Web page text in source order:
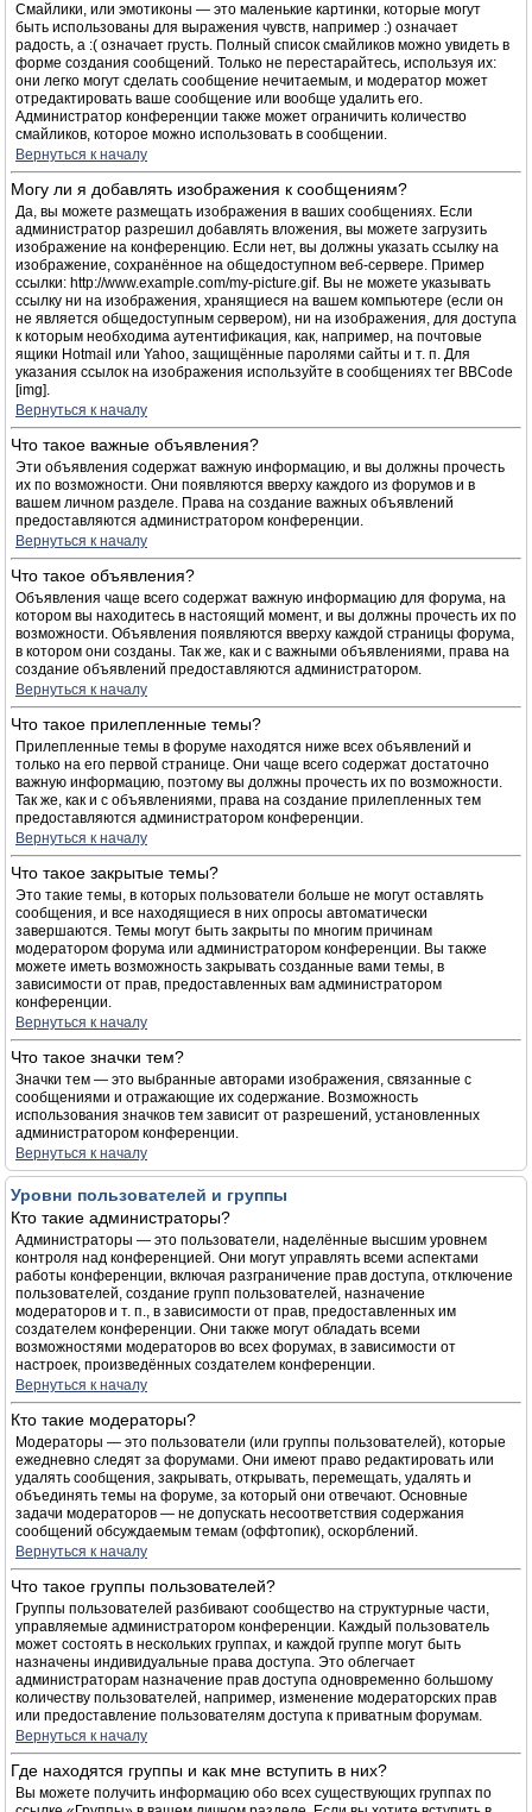
Смайлики, или эмотиконы — это маленькие картинки, которые могут
быть использованы для выражения чувств, например :) означает
радость, а :( означает грусть. Полный список смайликов можно увидеть в
форме создания сообщений. Только не перестарайтесь, используя их:
они легко могут сделать сообщение нечитаемым, и модератор может
отредактировать ваше сообщение или вообще удалить его.
Администратор конференции также может ограничить количество
смайликов, которое можно использовать в сообщении.
Вернуться к началу
Могу ли я добавлять изображения к сообщениям?
Да, вы можете размещать изображения в ваших сообщениях. Если
администратор разрешил добавлять вложения, вы можете загрузить
изображение на конференцию. Если нет, вы должны указать ссылку на
изображение, сохранённое на общедоступном веб-сервере. Пример
ссылки: http://www.example.com/my-picture.gif. Вы не можете указывать
ссылку ни на изображения, хранящиеся на вашем компьютере (если он
не является общедоступным сервером), ни на изображения, для доступа
к которым необходима аутентификация, как, например, на почтовые
ящики Hotmail или Yahoo, защищённые паролями сайты и т. п. Для
указания ссылок на изображения используйте в сообщениях тег BBCode
[img].
Вернуться к началу
Что такое важные объявления?
Эти объявления содержат важную информацию, и вы должны прочесть
их по возможности. Они появляются вверху каждого из форумов и в
вашем личном разделе. Права на создание важных объявлений
предоставляются администратором конференции.
Вернуться к началу
Что такое объявления?
Объявления чаще всего содержат важную информацию для форума, на
котором вы находитесь в настоящий момент, и вы должны прочесть их по
возможности. Объявления появляются вверху каждой страницы форума,
в котором они созданы. Так же, как и с важными объявлениями, права на
создание объявлений предоставляются администратором.
Вернуться к началу
Что такое прилепленные темы?
Прилепленные темы в форуме находятся ниже всех объявлений и
только на его первой странице. Они чаще всего содержат достаточно
важную информацию, поэтому вы должны прочесть их по возможности.
Так же, как и с объявлениями, права на создание прилепленных тем
предоставляются администратором конференции.
Вернуться к началу
Что такое закрытые темы?
Это такие темы, в которых пользователи больше не могут оставлять
сообщения, и все находящиеся в них опросы автоматически
завершаются. Темы могут быть закрыты по многим причинам
модератором форума или администратором конференции. Вы также
можете иметь возможность закрывать созданные вами темы, в
зависимости от прав, предоставленных вам администратором
конференции.
Вернуться к началу
Что такое значки тем?
Значки тем — это выбранные авторами изображения, связанные с
сообщениями и отражающие их содержание. Возможность
использования значков тем зависит от разрешений, установленных
администратором конференции.
Вернуться к началу
Уровни пользователей и группы
Кто такие администраторы?
Администраторы — это пользователи, наделённые высшим уровнем
контроля над конференцией. Они могут управлять всеми аспектами
работы конференции, включая разграничение прав доступа, отключение
пользователей, создание групп пользователей, назначение
модераторов и т. п., в зависимости от прав, предоставленных им
создателем конференции. Они также могут обладать всеми
возможностями модераторов во всех форумах, в зависимости от
настроек, произведённых создателем конференции.
Вернуться к началу
Кто такие модераторы?
Модераторы — это пользователи (или группы пользователей), которые
ежедневно следят за форумами. Они имеют право редактировать или
удалять сообщения, закрывать, открывать, перемещать, удалять и
объединять темы на форуме, за который они отвечают. Основные
задачи модераторов — не допускать несоответствия содержания
сообщений обсуждаемым темам (оффтопик), оскорблений.
Вернуться к началу
Что такое группы пользователей?
Группы пользователей разбивают сообщество на структурные части,
управляемые администратором конференции. Каждый пользователь
может состоять в нескольких группах, и каждой группе могут быть
назначены индивидуальные права доступа. Это облегчает
администраторам назначение прав доступа одновременно большому
количеству пользователей, например, изменение модераторских прав
или предоставление пользователям доступа к приватным форумам.
Вернуться к началу
Где находятся группы и как мне вступить в них?
Вы можете получить информацию обо всех существующих группах по